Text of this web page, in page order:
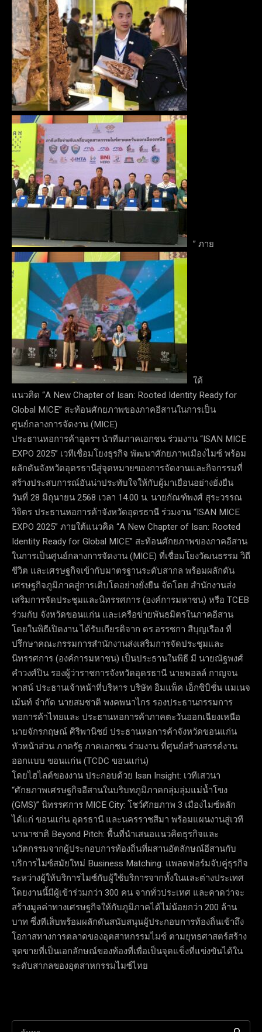
” ภาย
ใต้
แนวคิด “A New Chapter of Isan: Rooted Identity Ready for
Global MICE” สะท้อนศักยภาพของภาคอีสานในการเป็น
ศูนย์กลางการจัดงาน (MICE)
ประธานหอการค้าอุดรฯ นำทีมภาคเอกชน ร่วมงาน “ISAN MICE
EXPO 2025” เวทีเชื่อมโยงธุรกิจ พัฒนาศักยภาพเมืองไมซ์ พร้อม
ผลักดันจังหวัดอุดรธานีสู่จุดหมายของการจัดงานและกิจกรรมที่
สร้างประสบการณ์อันน่าประทับใจให้กับผู้มาเยือนอย่างยั่งยืน
วันที่ 28 มิถุนายน 2568 เวลา 14.00 น. นายกัณฑ์พงศ์ สุระวรรณ
วิจิตร ประธานหอการค้าจังหวัดอุดรธานี ร่วมงาน “ISAN MICE
EXPO 2025” ภายใต้แนวคิด “A New Chapter of Isan: Rooted
Identity Ready for Global MICE” สะท้อนศักยภาพของภาคอีสาน
ในการเป็นศูนย์กลางการจัดงาน (MICE) ที่เชื่อมโยงวัฒนธรรม วิถี
ชีวิต และเศรษฐกิจเข้ากับมาตรฐานระดับสากล พร้อมผลักดัน
เศรษฐกิจภูมิภาคสู่การเติบโตอย่างยั่งยืน จัดโดย สำนักงานส่ง
เสริมการจัดประชุมและนิทรรศการ (องค์การมหาชน) หรือ TCEB
ร่วมกับ จังหวัดขอนแก่น และเครือข่ายพันธมิตรในภาคอีสาน
โดยในพิธีเปิดงาน ได้รับเกียรติจาก ดร.อรรชกา สีบุญเรือง ที่
ปรึกษาคณะกรรมการสำนักงานส่งเสริมการจัดประชุมและ
นิทรรศการ (องค์การมหาชน) เป็นประธานในพิธี มี นายณัฐพงศ์
คำวงศ์ปิน รองผู้ว่าราชการจังหวัดอุดรธานี นายพอลล์ กาญจน
พาสน์ ประธานเจ้าหน้าที่บริหาร บริษัท อิมแพ็ค เอ็กซิบิชั่น แมเนจ
เม้นท์ จำกัด นายสมชาติ พงคพนาไกร รองประธานกรรมการ
หอการค้าไทยและ ประธานหอการค้าภาคตะวันออกเฉียงเหนือ
นายจักรกฤษณ์ ศิริพานิชย์ ประธานหอการค้าจังหวัดขอนแก่น
หัวหน้าส่วน ภาครัฐ ภาคเอกชน ร่วมงาน ที่ศูนย์สร้างสรรค์งาน
ออกแบบ ขอนแก่น (TCDC ขอนแก่น)
โดยไฮไลต์ของงาน ประกอบด้วย Isan Insight: เวทีเสวนา
“ศักยภาพเศรษฐกิจอีสานในบริบทภูมิภาคกลุ่มลุ่มแม่น้ำโขง
(GMS)” นิทรรศการ MICE City: โชว์ศักยภาพ 3 เมืองไมซ์หลัก
ได้แก่ ขอนแก่น อุดรธานี และนครราชสีมา พร้อมแผนงานสู่เวที
นานาชาติ Beyond Pitch: พื้นที่นำเสนอแนวคิดธุรกิจและ
นวัตกรรมจากผู้ประกอบการท้องถิ่นที่ผสานอัตลักษณ์อีสานกับ
บริการไมซ์สมัยใหม่ Business Matching: แพลตฟอร์มจับคู่ธุรกิจ
ระหว่างผู้ให้บริการไมซ์กับผู้ใช้บริการจากทั้งในและต่างประเทศ
โดยงานนี้มีผู้เข้าร่วมกว่า 300 คน จากทั่วประเทศ และคาดว่าจะ
สร้างมูลค่าทางเศรษฐกิจให้กับภูมิภาคได้ไม่น้อยกว่า 200 ล้าน
บาท ซึ่งทีเส็บพร้อมผลักดันสนับสนุนผู้ประกอบการท้องถิ่นเข้าถึง
โอกาสทางการตลาดของอุตสาหกรรมไมซ์ ตามยุทธศาสตร์สร้าง
จุดขายที่เป็นเอกลักษณ์ของท้องที่เพื่อเป็นจุดแข็งที่แข่งขันได้ใน
ระดับสากลของอุตสาหกรรมไมซ์ไทย